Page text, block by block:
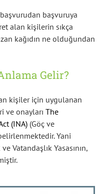
başvuruya
alan kişilerin sıkça
kağıdın ne olduğundan
Gelir?
kişiler için uygulanan
ve onayları The
(INA) (Göç ve
Yani
Vatandaşlık Yasasının,